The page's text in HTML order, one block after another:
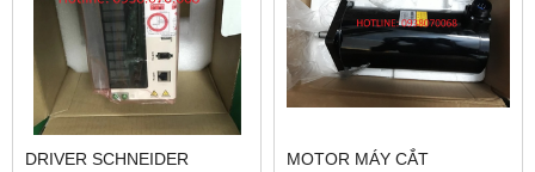
DRIVER SCHNEIDER
MOTOR MÁY CẮT